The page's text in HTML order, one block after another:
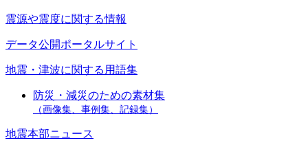
震源や震度に関する情報
データ公開ポータルサイト
地震・津波に関する用語集
防災・減災のための素材集
（画像集、事例集、記録集）
地震本部ニュース